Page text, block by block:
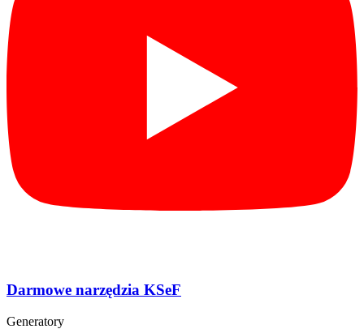
Darmowe narzędzia KSeF
Generatory